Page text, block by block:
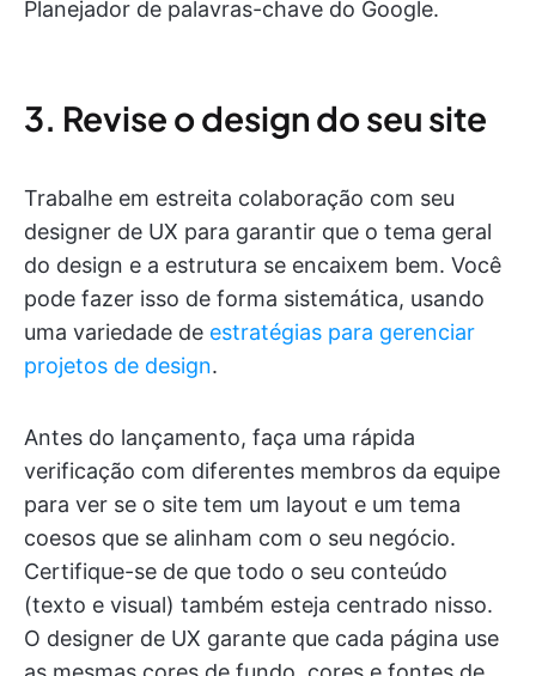
Planejador de palavras-chave do Google.
3. Revise o design do seu site
Trabalhe em estreita colaboração com seu
designer de UX para garantir que o tema geral
do design e a estrutura se encaixem bem. Você
pode fazer isso de forma sistemática, usando
uma variedade de estratégias para gerenciar
projetos de design.
Antes do lançamento, faça uma rápida
verificação com diferentes membros da equipe
para ver se o site tem um layout e um tema
coesos que se alinham com o seu negócio.
Certifique-se de que todo o seu conteúdo
(texto e visual) também esteja centrado nisso.
O designer de UX garante que cada página use